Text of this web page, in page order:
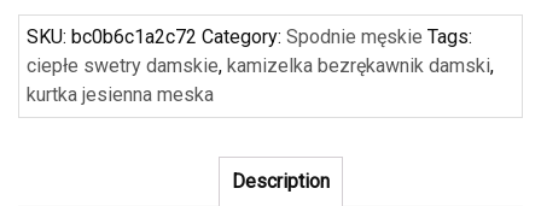
SKU: bc0b6c1a2c72 Category: Spodnie męskie Tags:
ciepłe swetry damskie, kamizelka bezrękawnik damski,
kurtka jesienna meska
Description